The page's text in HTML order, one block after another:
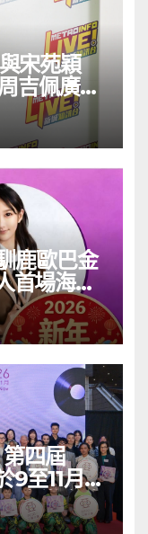
宋苑穎
吉佩廣州
鹿歐巴金
首場海外
9至11月舉
音樂會演
碩良 聯同